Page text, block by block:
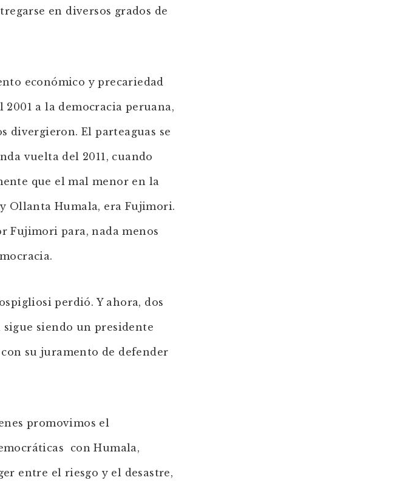
en diversos grados de
económico y precariedad
a la democracia peruana,
divergieron. El parteaguas se
vuelta del 2011, cuando
que el mal menor en la
Ollanta Humala, era Fujimori.
Fujimori para, nada menos
perdió. Y ahora, dos
sigue siendo un presidente
su juramento de defender
promovimos el
con Humala,
entre el riesgo y el desastre,